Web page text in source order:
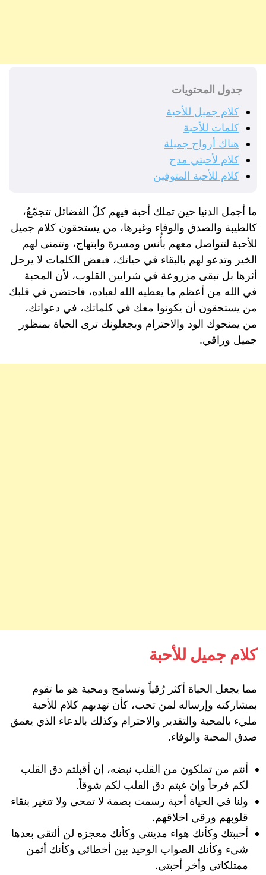
جدول المحتويات
كلام جميل للأحبة
كلمات للأحبة
هناك أرواح جميلة
كلام لأحبتي مدح
كلام للأحبة المتوفين
ما أجمل الدنيا حين تملك أحبة فيهم كلّ الفضائل تتجمّعُ،
كالطيبة والصدق والوفاء وغيرها، من يستحقون كلام جميل
للأحبة لتتواصل معهم بأُنس ومسرة وابتهاج، وتتمنى لهم
الخير وتدعو لهم بالبقاء في حياتك، فبعض الكلمات لا يرحل
أثرها بل تبقى مزروعة في شرايين القلوب، لأن المحبة
في الله من أعظم ما يعطيه الله لعباده، فاحتضن في قلبك
من يستحقون أن يكونوا معك في كلماتك، في دعواتك،
من يمنحوك الود والاحترام ويجعلونك ترى الحياة بمنظور
جميل وراقي.
كلام جميل للأحبة
مما يجعل الحياة أكثر رُقياً وتسامح ومحبة هو ما تقوم
بمشاركته وإرساله لمن تحب، كأن تهديهم كلام للأحبة
مليء بالمحبة والتقدير والاحترام وكذلك بالدعاء الذي يعمق
صدق المحبة والوفاء.
أنتم من تملكون من القلب نبضه، إن أقبلتم دق القلب
لكم فرحاً وإن غبتم دق القلب لكم شوقاً.
ولنا في الحياة أحبة رسمت بصمة لا تمحى ولا تتغير بنقاء
قلوبهم ورقي اخلاقهم.
أحببتك وكأنك هواء مدينتي وكأنك معجزه لن ألتقي بعدها
شيء وكأنك الصواب الوحيد بين أخطائي وكأنك أثمن
ممتلكاتي وأخر أحبتي.